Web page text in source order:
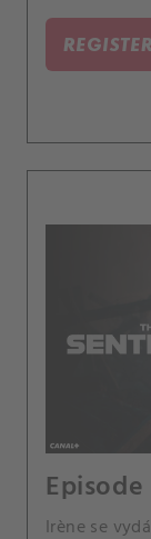
bude moci
Episode
Irène se